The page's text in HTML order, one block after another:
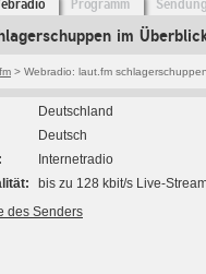
Programm
im
> Webradio: laut.fm
Deutschland
Deutsch
Internetradio
bis zu 128 kbit/s Live-
des Senders